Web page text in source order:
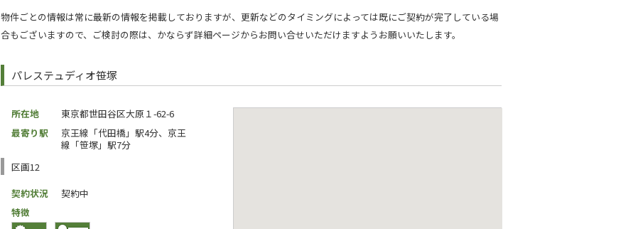
物件ごとの情報は常に最新の情報を掲載しておりますが、更新などのタイミングによっては既にご契約が完了している場
合もございますので、ご検討の際は、かならず詳細ページからお問い合せいただけますようお願いいたします。
パレステュディオ笹塚
所在地
東京都世田谷区大原１-62-6
最寄り駅
京王線「代田橋」駅4分、京王
線「笹塚」駅7分
区画12
契約状況
契約中
特徴